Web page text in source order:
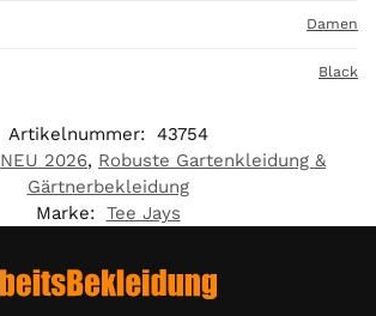
Damen
Black
Artikelnummer: 43754
NEU 2026, Robuste Gartenkleidung &
Gärtnerbekleidung
Marke: Tee Jays